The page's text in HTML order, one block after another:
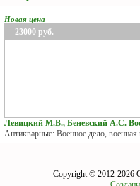
Новая цена
23000 руб.
Левицкий М.В., Беневский А.С.
Антикварные: Военное дело, военная
Copyright © 2012-2026